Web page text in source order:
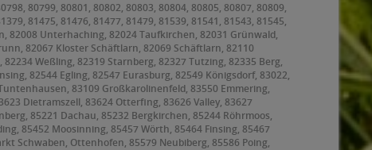
80799, 80801, 80802, 80803, 80804, 80805, 80807, 80809,
81475, 81476, 81477, 81479, 81539, 81541, 81543, 81545,
82008 Unterhaching, 82024 Taufkirchen, 82031 Grünwald,
82067 Kloster Schäftlarn, 82069 Schäftlarn, 82110
Weßling, 82319 Starnberg, 82327 Tutzing, 82335 Berg,
82544 Egling, 82547 Eurasburg, 82549 Königsdorf, 83022,
83109 Großkarolinenfeld, 83550 Emmering,
Dietramszell, 83624 Otterfing, 83626 Valley, 83627
85221 Dachau, 85232 Bergkirchen, 85244 Röhrmoos,
85452 Moosinning, 85457 Wörth, 85464 Finsing, 85467
Schwaben, Ottenhofen, 85579 Neubiberg, 85586 Poing,